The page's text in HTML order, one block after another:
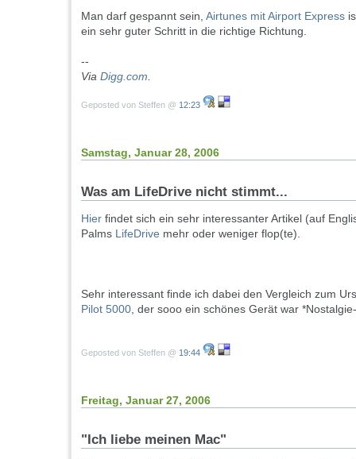
Man darf gespannt sein, Airtunes mit Airport Express
ein sehr guter Schritt in die richtige Richtung.
--
Via Digg.com
Geposted von Steffen @ 12:23
Samstag, Januar 28, 2006
Was am LifeDrive nicht stimmt...
Hier findet sich ein sehr interessanter Artikel (auf
Palms LifeDrive mehr oder weniger flop(te).
Sehr interessant finde ich dabei den Vergleich zum
Pilot 5000 , der sooo ein schönes Gerät war
Geposted von Steffen @ 19:44
Freitag, Januar 27, 2006
"Ich liebe meinen Mac"